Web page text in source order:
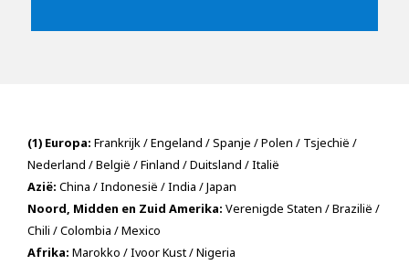
(1) Europa: Frankrijk / Engeland / Spanje / Polen / Tsjechië /
Nederland / België / Finland / Duitsland / Italië
Azië: China / Indonesië / India / Japan
Noord, Midden en Zuid Amerika: Verenigde Staten / Brazilië /
Chili / Colombia / Mexico
Afrika: Marokko / Ivoor Kust / Nigeria